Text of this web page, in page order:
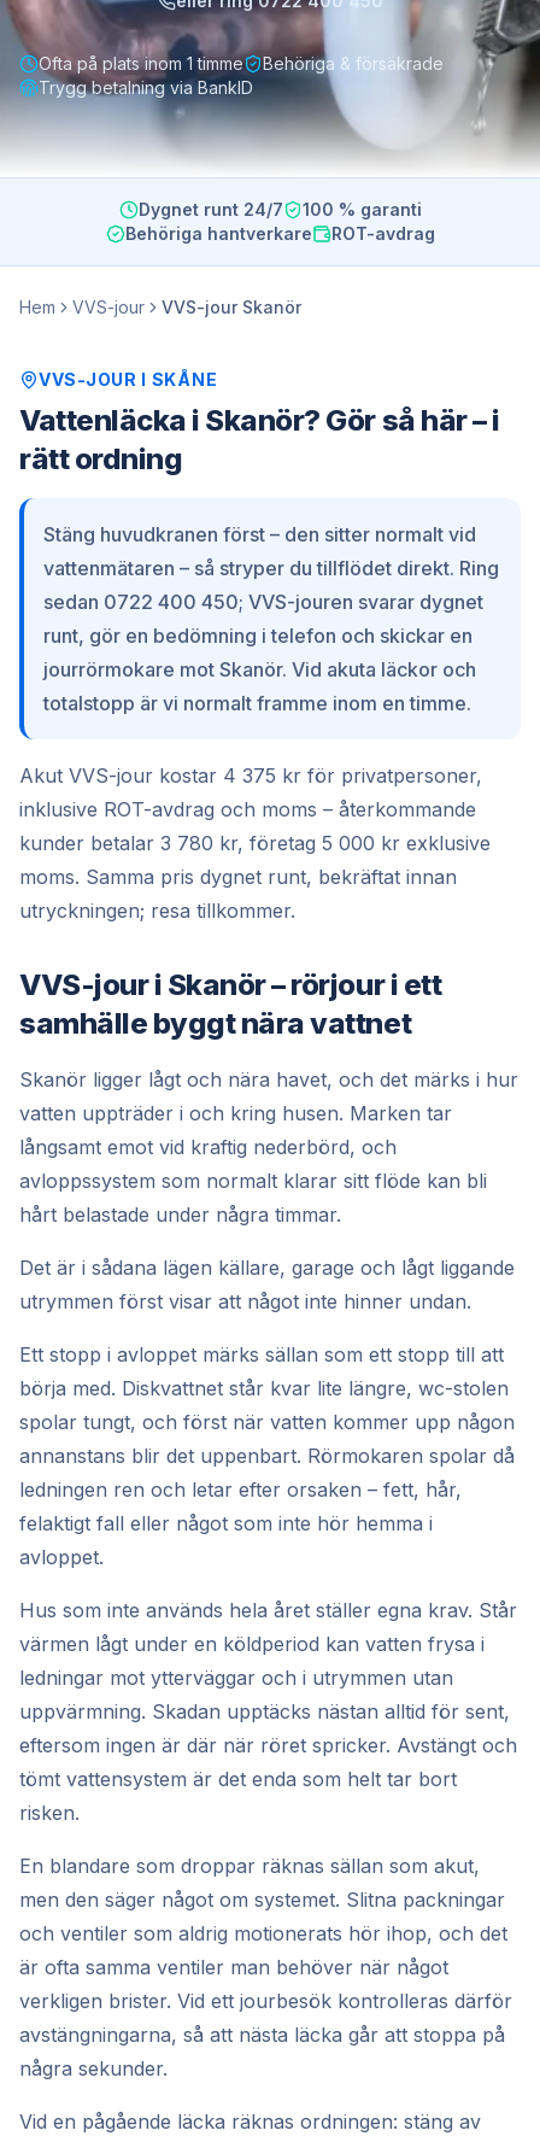
Ofta på plats inom 1 timme
Behöriga & försäkrade
Trygg betalning via BankID
Dygnet runt 24/7
100 % garanti
Behöriga hantverkare
ROT-avdrag
Hem VVS-jour VVS-jour Skanör
VVS-JOUR I SKÅNE
Vattenläcka i Skanör? Gör så här – i
rätt ordning
Stäng huvudkranen först – den sitter normalt vid
vattenmätaren – så stryper du tillflödet direkt. Ring
sedan 0722 400 450; VVS-jouren svarar dygnet
runt, gör en bedömning i telefon och skickar en
jourrörmokare mot Skanör. Vid akuta läckor och
totalstopp är vi normalt framme inom en timme.
Akut VVS-jour kostar 4 375 kr för privatpersoner,
inklusive ROT-avdrag och moms – återkommande
kunder betalar 3 780 kr, företag 5 000 kr exklusive
moms. Samma pris dygnet runt, bekräftat innan
utryckningen; resa tillkommer.
VVS-jour i Skanör – rörjour i ett
samhälle byggt nära vattnet
Skanör ligger lågt och nära havet, och det märks i hur
vatten uppträder i och kring husen. Marken tar
långsamt emot vid kraftig nederbörd, och
avloppssystem som normalt klarar sitt flöde kan bli
hårt belastade under några timmar.
Det är i sådana lägen källare, garage och lågt liggande
utrymmen först visar att något inte hinner undan.
Ett stopp i avloppet märks sällan som ett stopp till att
börja med. Diskvattnet står kvar lite längre, wc-stolen
spolar tungt, och först när vatten kommer upp någon
annanstans blir det uppenbart. Rörmokaren spolar då
ledningen ren och letar efter orsaken – fett, hår,
felaktigt fall eller något som inte hör hemma i
avloppet.
Hus som inte används hela året ställer egna krav. Står
värmen lågt under en köldperiod kan vatten frysa i
ledningar mot ytterväggar och i utrymmen utan
uppvärmning. Skadan upptäcks nästan alltid för sent,
eftersom ingen är där när röret spricker. Avstängt och
tömt vattensystem är det enda som helt tar bort
risken.
En blandare som droppar räknas sällan som akut,
men den säger något om systemet. Slitna packningar
och ventiler som aldrig motionerats hör ihop, och det
är ofta samma ventiler man behöver när något
verkligen brister. Vid ett jourbesök kontrolleras därför
avstängningarna, så att nästa läcka går att stoppa på
några sekunder.
Vid en pågående läcka räknas ordningen: stäng av